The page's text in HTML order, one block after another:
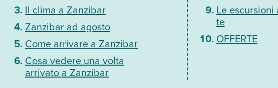
Il clima a Zanzibar
Zanzibar ad agosto
Come arrivare a Zanzibar
Cosa vedere una volta
arrivato a Zanzibar
Le
te
OFFERTE